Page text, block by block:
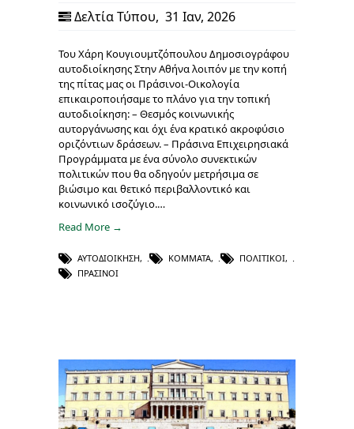
Δελτία Τύπου, 31 Ιαν, 2026
Του Χάρη Κουγιουμτζόπουλου Δημοσιογράφου
αυτοδιοίκησης Στην Αθήνα λοιπόν με την κοπή
της πίτας μας οι Πράσινοι-Οικολογία
επικαιροποιήσαμε το πλάνο για την τοπική
αυτοδιοίκηση: – Θεσμός κοινωνικής
αυτοργάνωσης και όχι ένα κρατικό ακροφύσιο
οριζόντιων δράσεων. – Πράσινα Επιχειρησιακά
Προγράμματα με ένα σύνολο συνεκτικών
πολιτικών που θα οδηγούν μετρήσιμα σε
βιώσιμο και θετικό περιβαλλοντικό και
κοινωνικό ισοζύγιο.…
Read More →
ΑΥΤΟΔΙΟΊΚΗΣΗ, ΚΌΜΜΑΤΑ, ΠΟΛΙΤΙΚΟΊ,
ΠΡΆΣΙΝΟΙ